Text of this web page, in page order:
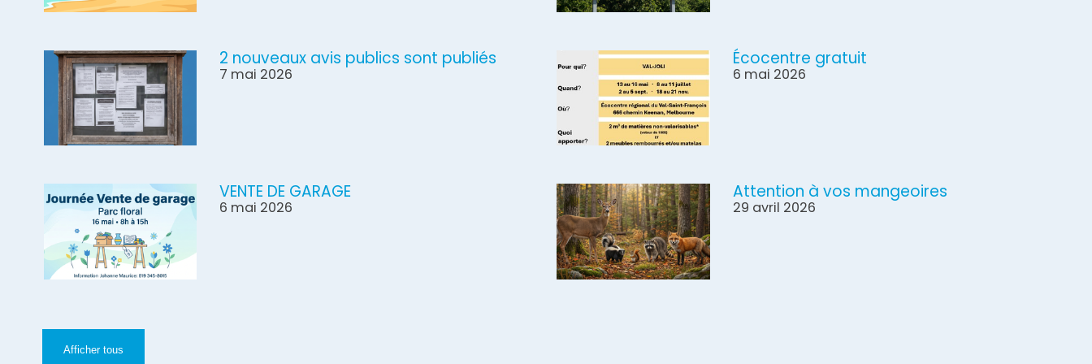
2 nouveaux avis publics sont publiés
7 mai 2026
Écocentre gratuit
6 mai 2026
VENTE DE GARAGE
6 mai 2026
Attention à vos mangeoires
29 avril 2026
Afficher tous